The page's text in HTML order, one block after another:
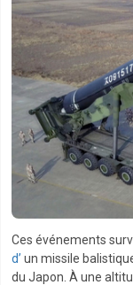
Ces événements
d’ un missile
du Japon. À une